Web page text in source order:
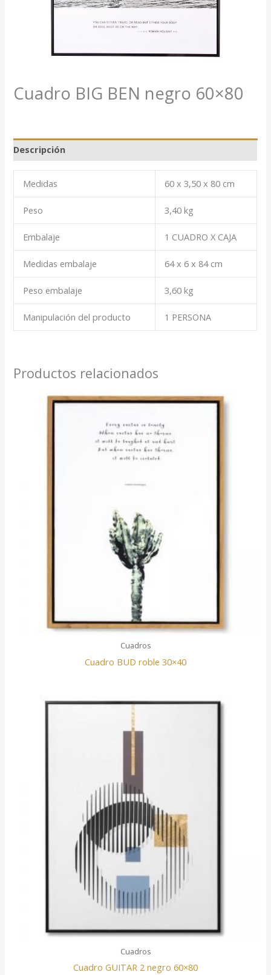
Cuadro BIG BEN negro 60×80
Descripción
Medidas 60 x 3,50 x 80 cm
Peso 3,40 kg
Embalaje 1 CUADRO X CAJA
Medidas embalaje 64 x 6 x 84 cm
Peso embalaje 3,60 kg
Manipulación del producto 1 PERSONA
Productos relacionados
Cuadros
Cuadro BUD roble 30×40
Cuadros
Cuadro GUITAR 2 negro 60×80